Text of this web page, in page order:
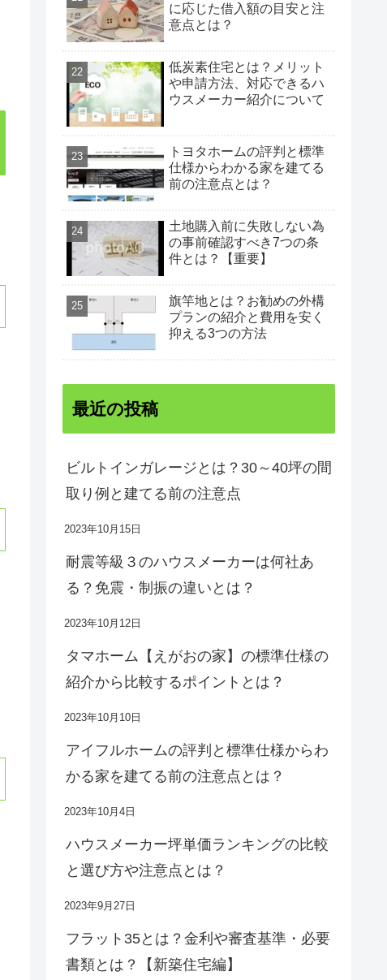
に応じた借入額の目安と注
意点とは？
低炭素住宅とは？メリット
や申請方法、対応できるハ
ウスメーカー紹介について
トヨタホームの評判と標準
仕様からわかる家を建てる
前の注意点とは？
土地購入前に失敗しない為
の事前確認すべき7つの条
件とは？【重要】
旗竿地とは？お勧めの外構
プランの紹介と費用を安く
抑える3つの方法
最近の投稿
ビルトインガレージとは？30～40坪の間
取り例と建てる前の注意点
2023年10月15日
耐震等級３のハウスメーカーは何社あ
る？免震・制振の違いとは？
2023年10月12日
タマホーム【えがおの家】の標準仕様の
紹介から比較するポイントとは？
2023年10月10日
アイフルホームの評判と標準仕様からわ
かる家を建てる前の注意点とは？
2023年10月4日
ハウスメーカー坪単価ランキングの比較
と選び方や注意点とは？
2023年9月27日
フラット35とは？金利や審査基準・必要
書類とは？【新築住宅編】